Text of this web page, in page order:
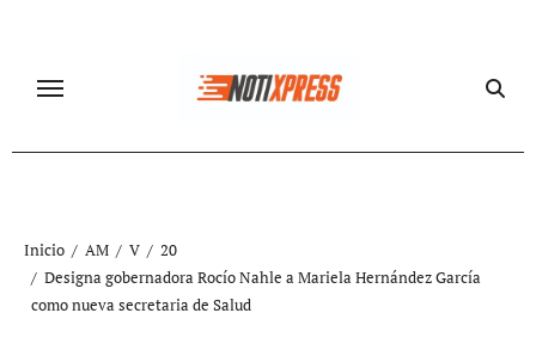
contenido
Inicio AM V
20
Designa gobernadora Rocío Nahle a Mariela Hernández García
como nueva secretaria de Salud